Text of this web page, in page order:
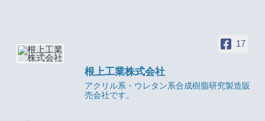
17
根上工業株式会社
アクリル系・ウレタン系合成樹脂研究製造販
売会社です。